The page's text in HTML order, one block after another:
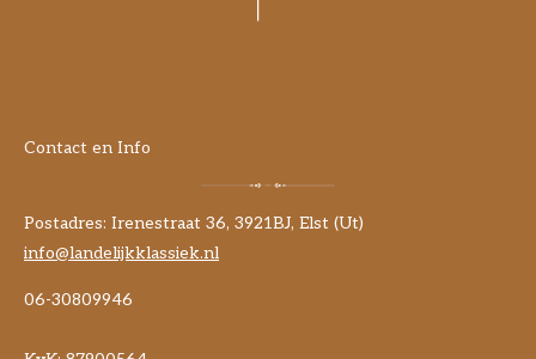
Contact en Info
Postadres: Irenestraat 36, 3921BJ, Elst (Ut)
info@landelijkklassiek.nl
06-30809946